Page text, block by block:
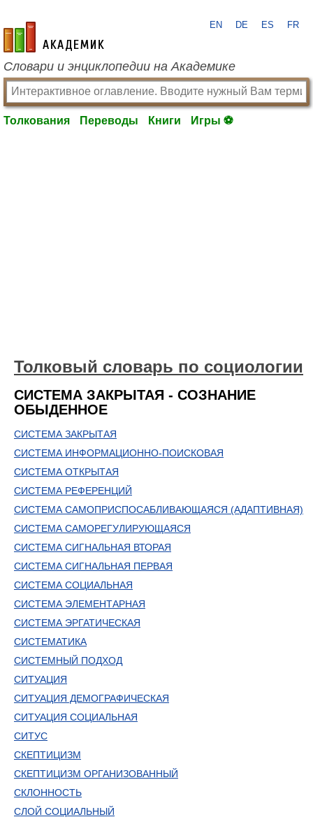
academic.ru
EN DE ES FR
Словари и энциклопедии на Академике
Толкования Переводы Книги Игры ⚽
Толковый словарь по социологии
СИСТЕМА ЗАКРЫТАЯ - СОЗНАНИЕ
ОБЫДЕННОЕ
СИСТЕМА ЗАКРЫТАЯ
СИСТЕМА ИНФОРМАЦИОННО-ПОИСКОВАЯ
СИСТЕМА ОТКРЫТАЯ
СИСТЕМА РЕФЕРЕНЦИЙ
СИСТЕМА САМОПРИСПОСАБЛИВАЮЩАЯСЯ (АДАПТИВНАЯ)
СИСТЕМА САМОРЕГУЛИРУЮЩАЯСЯ
СИСТЕМА СИГНАЛЬНАЯ ВТОРАЯ
СИСТЕМА СИГНАЛЬНАЯ ПЕРВАЯ
СИСТЕМА СОЦИАЛЬНАЯ
СИСТЕМА ЭЛЕМЕНТАРНАЯ
СИСТЕМА ЭРГАТИЧЕСКАЯ
СИСТЕМАТИКА
СИСТЕМНЫЙ ПОДХОД
СИТУАЦИЯ
СИТУАЦИЯ ДЕМОГРАФИЧЕСКАЯ
СИТУАЦИЯ СОЦИАЛЬНАЯ
СИТУС
СКЕПТИЦИЗМ
СКЕПТИЦИЗМ ОРГАНИЗОВАННЫЙ
СКЛОННОСТЬ
СЛОЙ СОЦИАЛЬНЫЙ